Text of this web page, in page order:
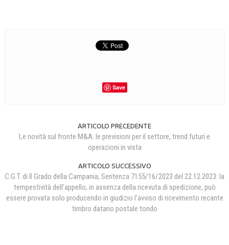
Save
ARTICOLO PRECEDENTE
Le novità sul fronte M&A: le previsioni per il settore, trend futuri e
operazioni in vista
ARTICOLO SUCCESSIVO
C.G.T. di II Grado della Campania, Sentenza 7155/16/2023 del 22.12.2023: la
tempestività dell'appello, in assenza della ricevuta di spedizione, può
essere provata solo producendo in giudizio l'avviso di ricevimento recante
timbro datario postale tondo